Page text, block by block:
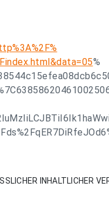
%
INHALTLICHER